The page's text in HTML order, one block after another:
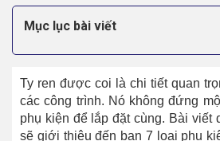
Mục lục bài viết
Ty ren được coi là chi tiết quan
các công trình. Nó không đứng
phụ kiện để lắp đặt cùng. Bài viết
sẽ giới thiệu đến bạn 7 loại phụ